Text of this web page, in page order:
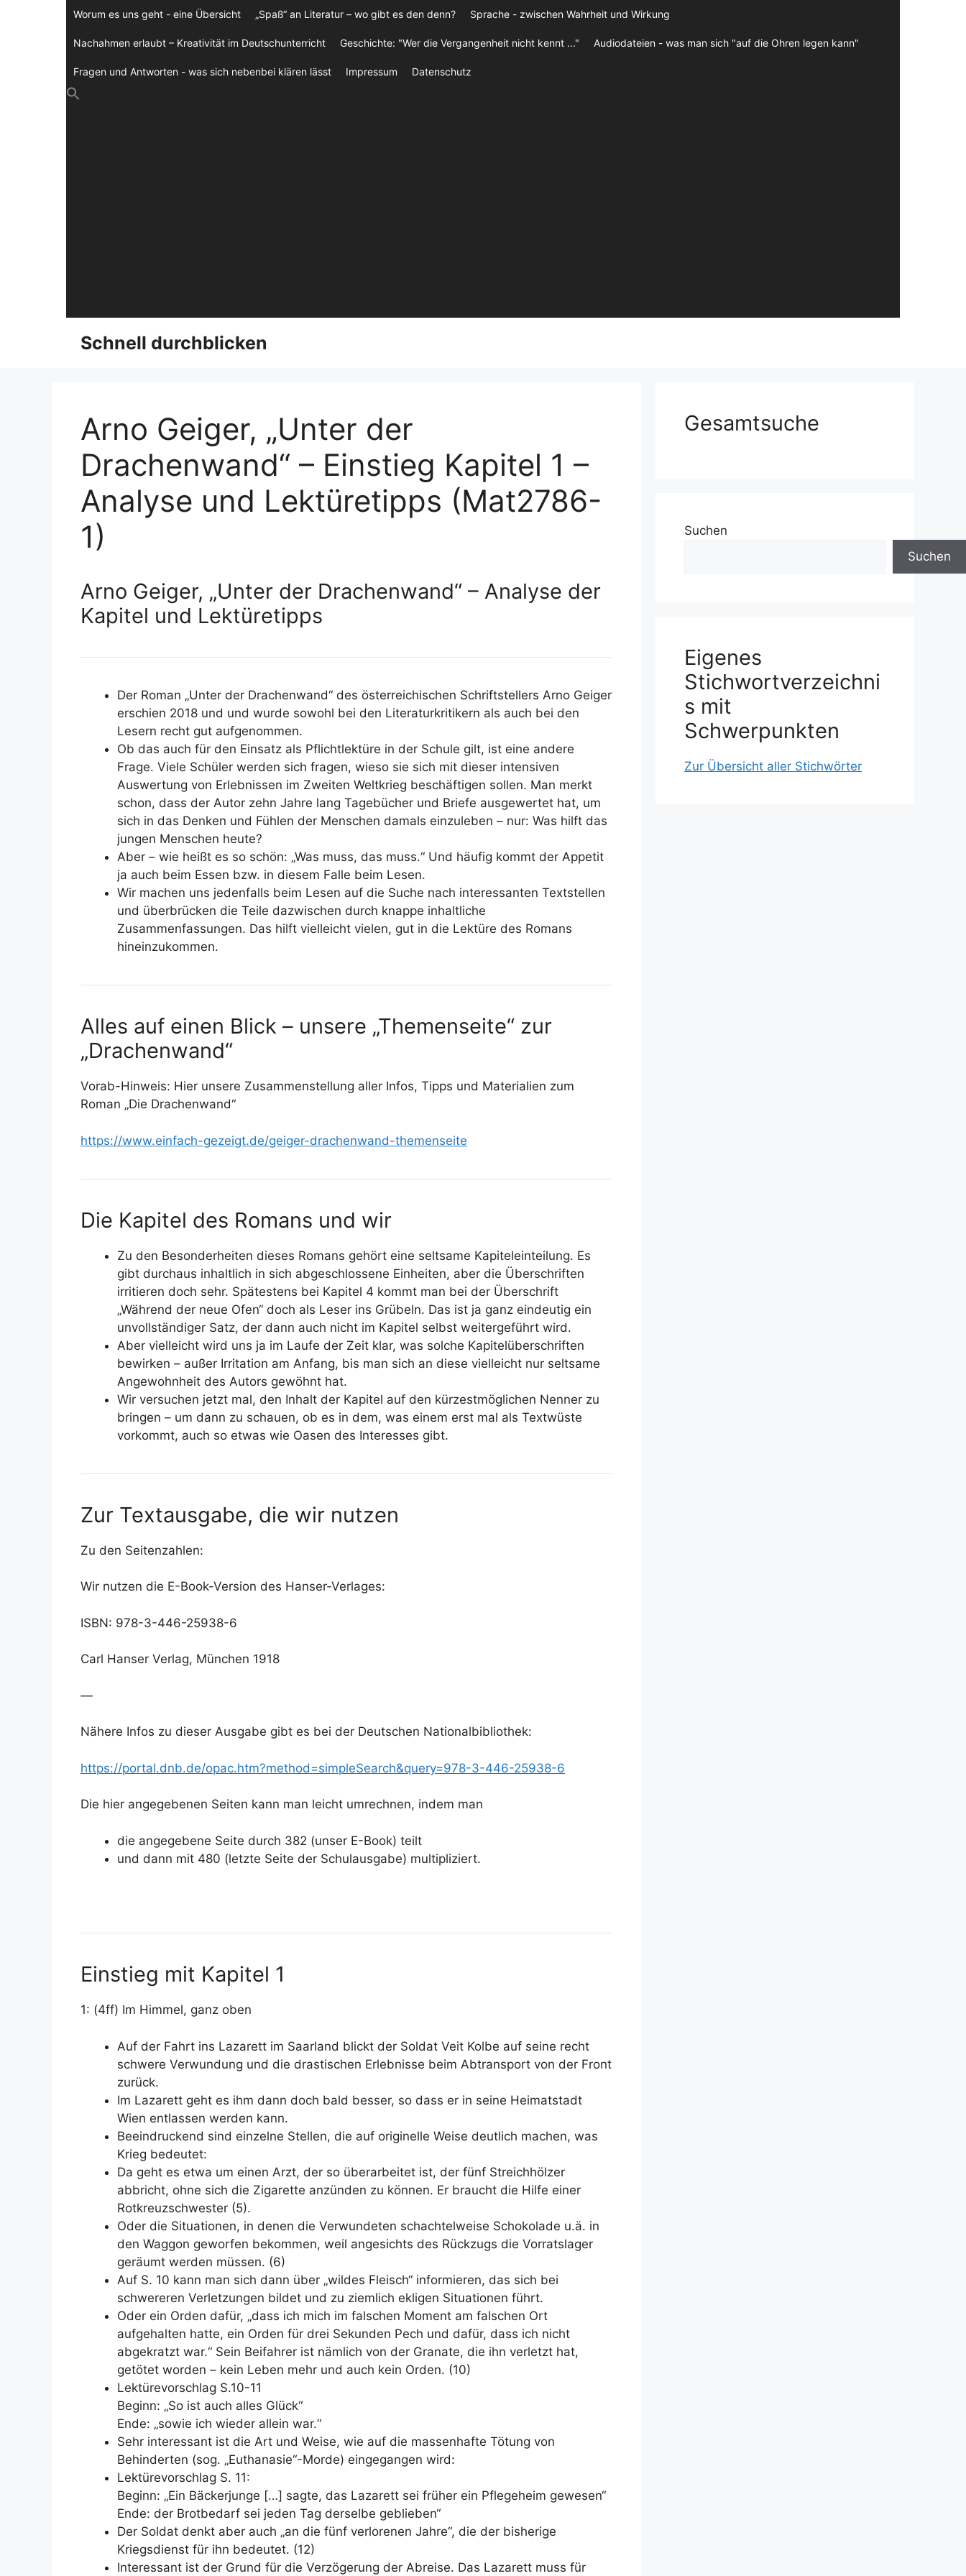
Worum es uns geht - eine Übersicht „Spaß“ an Literatur – wo gibt es den denn? Sprache - zwischen Wahrheit und Wirkung
Nachahmen erlaubt – Kreativität im Deutschunterricht Geschichte: "Wer die Vergangenheit nicht kennt ..." Audiodateien - was man sich "auf die Ohren legen kann"
Fragen und Antworten - was sich nebenbei klären lässt Impressum Datenschutz
Schnell durchblicken
Arno Geiger, „Unter der
Drachenwand“ – Einstieg Kapitel 1 –
Analyse und Lektüretipps (Mat2786-
1)
Arno Geiger, „Unter der Drachenwand“ – Analyse der
Kapitel und Lektüretipps
Der Roman „Unter der Drachenwand“ des österreichischen Schriftstellers Arno Geiger
erschien 2018 und und wurde sowohl bei den Literaturkritikern als auch bei den
Lesern recht gut aufgenommen.
Ob das auch für den Einsatz als Pflichtlektüre in der Schule gilt, ist eine andere
Frage. Viele Schüler werden sich fragen, wieso sie sich mit dieser intensiven
Auswertung von Erlebnissen im Zweiten Weltkrieg beschäftigen sollen. Man merkt
schon, dass der Autor zehn Jahre lang Tagebücher und Briefe ausgewertet hat, um
sich in das Denken und Fühlen der Menschen damals einzuleben – nur: Was hilft das
jungen Menschen heute?
Aber – wie heißt es so schön: „Was muss, das muss.“ Und häufig kommt der Appetit
ja auch beim Essen bzw. in diesem Falle beim Lesen.
Wir machen uns jedenfalls beim Lesen auf die Suche nach interessanten Textstellen
und überbrücken die Teile dazwischen durch knappe inhaltliche
Zusammenfassungen. Das hilft vielleicht vielen, gut in die Lektüre des Romans
hineinzukommen.
Alles auf einen Blick – unsere „Themenseite“ zur
„Drachenwand“
Vorab-Hinweis: Hier unsere Zusammenstellung aller Infos, Tipps und Materialien zum
Roman „Die Drachenwand“
https://www.einfach-gezeigt.de/geiger-drachenwand-themenseite
Die Kapitel des Romans und wir
Zu den Besonderheiten dieses Romans gehört eine seltsame Kapiteleinteilung. Es
gibt durchaus inhaltlich in sich abgeschlossene Einheiten, aber die Überschriften
irritieren doch sehr. Spätestens bei Kapitel 4 kommt man bei der Überschrift
„Während der neue Ofen“ doch als Leser ins Grübeln. Das ist ja ganz eindeutig ein
unvollständiger Satz, der dann auch nicht im Kapitel selbst weitergeführt wird.
Aber vielleicht wird uns ja im Laufe der Zeit klar, was solche Kapitelüberschriften
bewirken – außer Irritation am Anfang, bis man sich an diese vielleicht nur seltsame
Angewohnheit des Autors gewöhnt hat.
Wir versuchen jetzt mal, den Inhalt der Kapitel auf den kürzestmöglichen Nenner zu
bringen – um dann zu schauen, ob es in dem, was einem erst mal als Textwüste
vorkommt, auch so etwas wie Oasen des Interesses gibt.
Zur Textausgabe, die wir nutzen
Zu den Seitenzahlen:
Wir nutzen die E-Book-Version des Hanser-Verlages:
ISBN: 978-3-446-25938-6
Carl Hanser Verlag, München 1918
—
Nähere Infos zu dieser Ausgabe gibt es bei der Deutschen Nationalbibliothek:
https://portal.dnb.de/opac.htm?method=simpleSearch&query=978-3-446-25938-6
Die hier angegebenen Seiten kann man leicht umrechnen, indem man
die angegebene Seite durch 382 (unser E-Book) teilt
und dann mit 480 (letzte Seite der Schulausgabe) multipliziert.
Einstieg mit Kapitel 1
1: (4ff) Im Himmel, ganz oben
Auf der Fahrt ins Lazarett im Saarland blickt der Soldat Veit Kolbe auf seine recht
schwere Verwundung und die drastischen Erlebnisse beim Abtransport von der Front
zurück.
Im Lazarett geht es ihm dann doch bald besser, so dass er in seine Heimatstadt
Wien entlassen werden kann.
Beeindruckend sind einzelne Stellen, die auf originelle Weise deutlich machen, was
Krieg bedeutet:
Da geht es etwa um einen Arzt, der so überarbeitet ist, der fünf Streichhölzer
abbricht, ohne sich die Zigarette anzünden zu können. Er braucht die Hilfe einer
Rotkreuzschwester (5).
Oder die Situationen, in denen die Verwundeten schachtelweise Schokolade u.ä. in
den Waggon geworfen bekommen, weil angesichts des Rückzugs die Vorratslager
geräumt werden müssen. (6)
Auf S. 10 kann man sich dann über „wildes Fleisch“ informieren, das sich bei
schwereren Verletzungen bildet und zu ziemlich ekligen Situationen führt.
Oder ein Orden dafür, „dass ich mich im falschen Moment am falschen Ort
aufgehalten hatte, ein Orden für drei Sekunden Pech und dafür, dass ich nicht
abgekratzt war.“ Sein Beifahrer ist nämlich von der Granate, die ihn verletzt hat,
getötet worden – kein Leben mehr und auch kein Orden. (10)
Lektürevorschlag S.10-11
Beginn: „So ist auch alles Glück“
Ende: „sowie ich wieder allein war.“
Sehr interessant ist die Art und Weise, wie auf die massenhafte Tötung von
Behinderten (sog. „Euthanasie“-Morde) eingegangen wird:
Lektürevorschlag S. 11:
Beginn: „Ein Bäckerjunge […] sagte, das Lazarett sei früher ein Pflegeheim gewesen“
Ende: der Brotbedarf sei jeden Tag derselbe geblieben“
Der Soldat denkt aber auch „an die fünf verlorenen Jahre“, die der bisherige
Kriegsdienst für ihn bedeutet. (12)
Interessant ist der Grund für die Verzögerung der Abreise. Das Lazarett muss für
Gesamtsuche
Suchen
Suchen
Eigenes
Stichwortverzeichni
s mit
Schwerpunkten
Zur Übersicht aller Stichwörter